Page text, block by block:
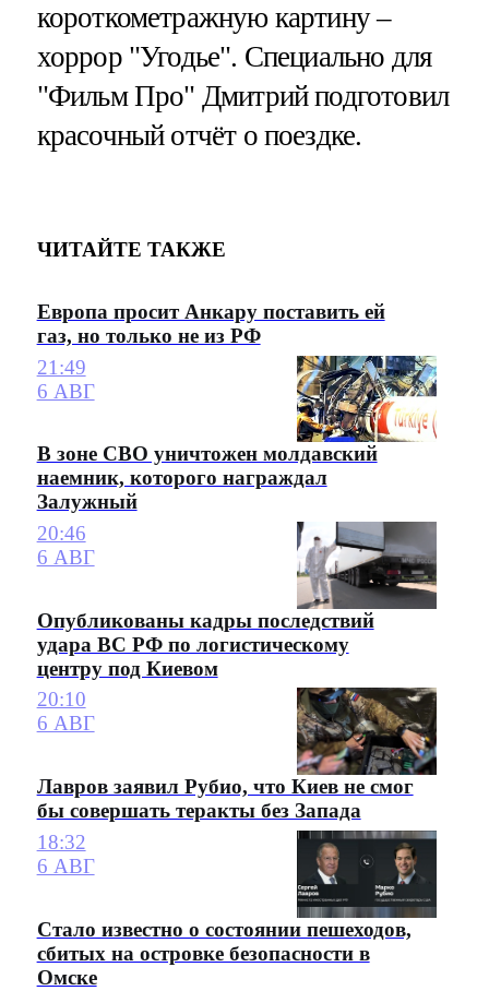
короткометражную картину –
хоррор "Угодье". Специально для
"Фильм Про" Дмитрий подготовил
красочный отчёт о поездке.
ЧИТАЙТЕ ТАКЖЕ
Европа просит Анкару поставить ей
газ, но только не из РФ
21:49
6 АВГ
В зоне СВО уничтожен молдавский
наемник, которого награждал
Залужный
20:46
6 АВГ
Опубликованы кадры последствий
удара ВС РФ по логистическому
центру под Киевом
20:10
6 АВГ
Лавров заявил Рубио, что Киев не смог
бы совершать теракты без Запада
18:32
6 АВГ
Стало известно о состоянии пешеходов,
сбитых на островке безопасности в
Омске